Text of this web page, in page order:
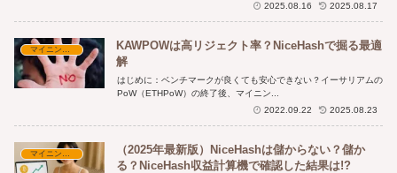
2025.08.16
2025.08.17
マイニング実践と収益
KAWPOWは高リジェクト率？NiceHashで掘る最適
解
はじめに：ベンチマークが良くても安心できない？イーサリアムの
PoW（ETHPoW）の終了後、マイニン...
2022.09.22
2025.08.23
マイニング実践と収益
（2025年最新版）NiceHashは儲からない？儲か
る？NiceHash収益計算機で確認した結果は!?